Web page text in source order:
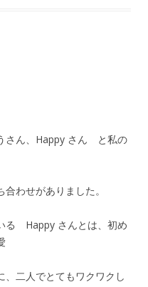
さん、Happy さん と私の
わせがありました。
る Happy さんとは、初め
、二人でとてもワクワクし